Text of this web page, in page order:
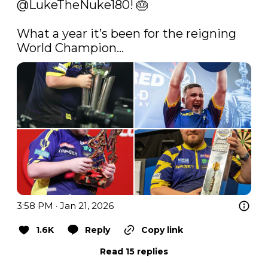
@LukeTheNuke180! 🎂
What a year it’s been for the reigning
World Champion…
3:58 PM · Jan 21, 2026
1.6K Reply
Copy link
Read 15 replies